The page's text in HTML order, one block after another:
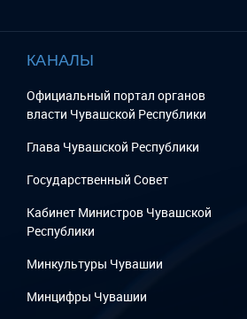
КАНАЛЫ
Официальный портал органов
власти Чувашской Республики
Глава Чувашской Республики
Государственный Cовет
Кабинет Министров Чувашской
Республики
Минкультуры Чувашии
Минцифры Чувашии